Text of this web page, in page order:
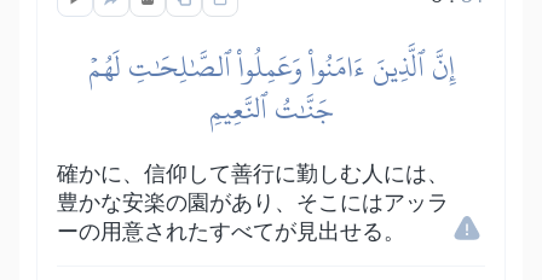
إِنَّ ٱلَّذِينَ ءَامَنُواْ وَعَمِلُواْ ٱلصَّٰلِحَٰتِ لَهُمۡ
جَنَّٰتُ ٱلنَّعِيمِ
確かに、信仰して善行に勤しむ人には、
豊かな安楽の園があり、そこにはアッラ
ーの用意されたすべてが見出せる。